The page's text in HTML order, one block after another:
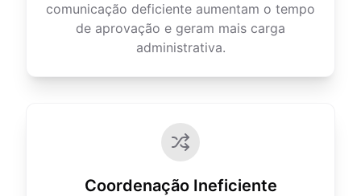
comunicação deficiente aumentam o tempo
de aprovação e geram mais carga
administrativa.
Coordenação Ineficiente